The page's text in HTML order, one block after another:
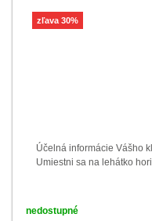
zľava 30%
Účelná informácie Vášho
Umiestni sa na lehátko
nedostupné